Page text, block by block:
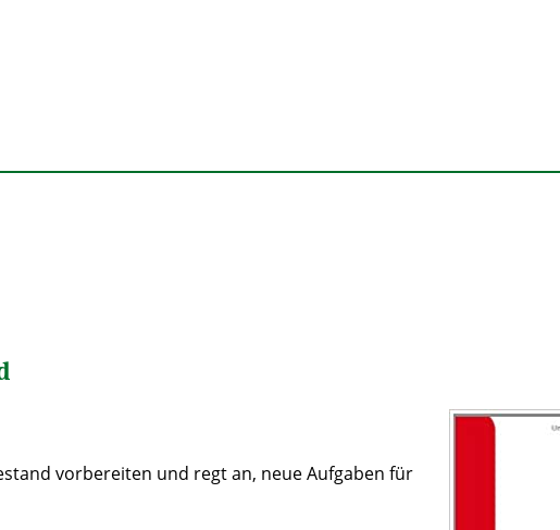
vorbereiten und regt an, neue Aufgaben für